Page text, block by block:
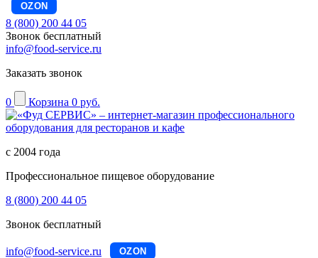
OZON
8 (800) 200 44 05
Звонок бесплатный
info@food-service.ru
Заказать звонок
0 Корзина 0 руб.
с 2004 года
Профессиональное пищевое оборудование
8 (800) 200 44 05
Звонок бесплатный
info@food-service.ru OZON